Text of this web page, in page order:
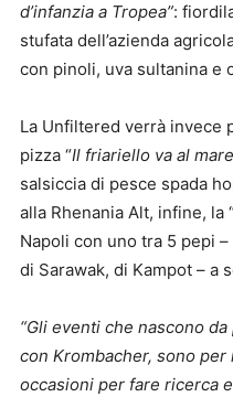
d’infanzia a Tropea”:
stufata dell’azienda
con pinoli, uva sultanina e
La Unfiltered verrà invece
pizza “Il friariello va al
salsiccia di pesce spada
alla Rhenania Alt, infine, la
Napoli con uno tra 5 pepi
di Sarawak, di Kampot – a
“Gli eventi che nascono
con Krombacher, sono
occasioni per fare ricerca